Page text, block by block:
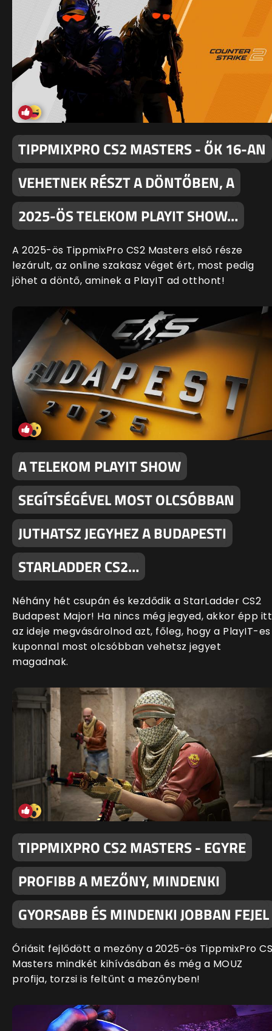
TIPPMIXPRO CS2 MASTERS - ŐK 16-AN
VEHETNEK RÉSZT A DÖNTŐBEN, A
2025-ÖS TELEKOM PLAYIT SHOW…
A 2025-ös TippmixPro CS2 Masters első része
lezárult, az online szakasz véget ért, most pedig
jöhet a döntő, aminek a PlayIT ad otthont!
A TELEKOM PLAYIT SHOW
SEGÍTSÉGÉVEL MOST OLCSÓBBAN
JUTHATSZ JEGYHEZ A BUDAPESTI
STARLADDER CS2…
Néhány hét csupán és kezdődik a StarLadder CS2
Budapest Major! Ha nincs még jegyed, akkor épp itt
az ideje megvásárolnod azt, főleg, hogy a PlayIT-es
kuponnal most olcsóbban vehetsz jegyet
magadnak.
TIPPMIXPRO CS2 MASTERS - EGYRE
PROFIBB A MEZŐNY, MINDENKI
GYORSABB ÉS MINDENKI JOBBAN FEJEL
Óriásit fejlődött a mezőny a 2025-ös TippmixPro
Masters mindkét kihívásában és még a MOUZ
profija, torzsi is feltűnt a mezőnyben!